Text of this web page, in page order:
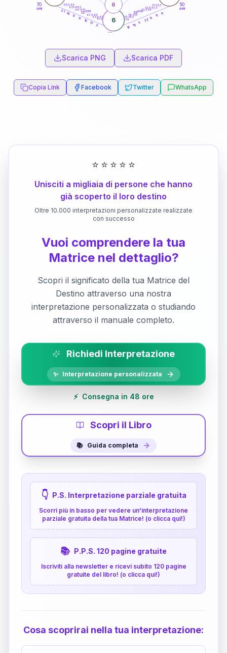
50
anni
60
70
anni
51-52,5
52,5-53,5
53,5-54
56-57,5
57,5-58,5
58,5-59
61-62,5
62,5-63,5
63,5-64
66-67,5
67,5-68,5
68,5-69
9
11
6
22
5
10
16
5
17
10
11
9
16
21
6
6
55anni
65anni
Scarica PNG Scarica PDF
Copia Link Facebook Twitter WhatsApp
⭐ ⭐ ⭐ ⭐ ⭐
Unisciti a migliaia di persone che hanno
già scoperto il loro destino
Oltre 10.000 interpretazioni personalizzate realizzate
con successo
Vuoi comprendere la tua
Matrice nel dettaglio?
Scopri il significato della tua Matrice del
Destino attraverso una nostra
interpretazione personalizzata o studiando
attraverso il manuale completo.
Richiedi Interpretazione
✨ Interpretazione personalizzata
⚡ Consegna in 48 ore
Scopri il Libro
📚 Guida completa
👇 P.S. Interpretazione parziale gratuita
Scorri più in basso per vedere un'interpretazione
parziale gratuita della tua Matrice! (o clicca qui!)
📚 P.P.S. 120 pagine gratuite
Iscriviti alla newsletter e ricevi subito 120 pagine
gratuite del libro! (o clicca qui!)
Cosa scoprirai nella tua interpretazione: